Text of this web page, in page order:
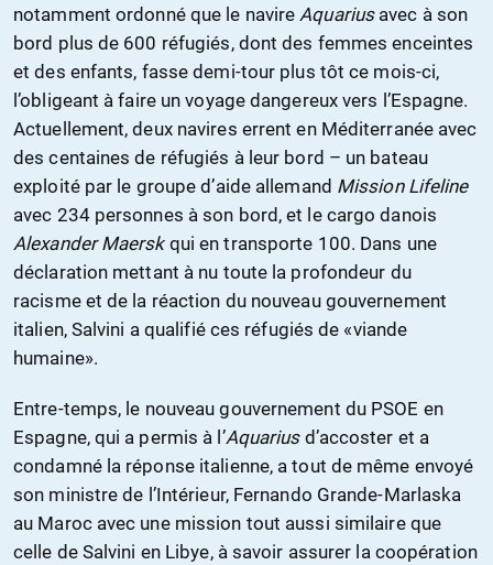
notamment ordonné que le navireAquariusavec à son
bord plus de 600 réfugiés, dont des femmes enceintes
et des enfants, fasse demi-tour plus tôt ce mois-ci,
l’obligeant à faire un voyage dangereux vers l’Espagne.
Actuellement, deux navires errent en Méditerranée avec
des centaines de réfugiés à leur bord – un bateau
exploité par le groupe d’aide allemand Mission Lifeline
avec 234 personnes à son bord, et le cargo danois
Alexander Maerskqui en transporte 100. Dans une
déclaration mettant à nu toute la profondeur du
racisme et de la réaction du nouveau gouvernement
italien, Salvini a qualifié ces réfugiés de «viande
humaine».
Entre-temps, le nouveau gouvernement du PSOE en
Espagne, qui a permis à l’Aquarius d’accoster et a
condamné la réponse italienne, a tout de même envoyé
son ministre de l’Intérieur, Fernando Grande-Marlaska
au Maroc avec une mission tout aussi similaire que
celle de Salvini en Libye, à savoir assurer la coopération